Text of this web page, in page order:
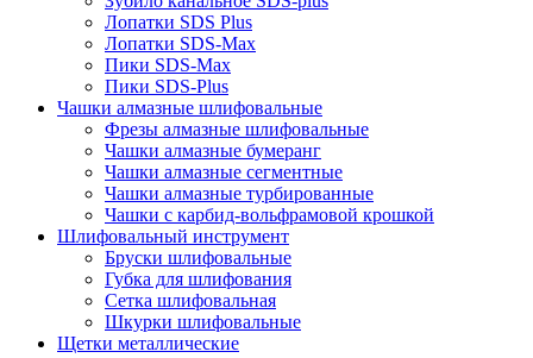
Лопатки SDS Plus
Лопатки SDS-Max
Пики SDS-Max
Пики SDS-Plus
Чашки алмазные шлифовальные
Фрезы алмазные шлифовальные
Чашки алмазные бумеранг
Чашки алмазные сегментные
Чашки алмазные турбированные
Чашки с карбид-вольфрамовой крошкой
Шлифовальный инструмент
Бруски шлифовальные
Губка для шлифования
Сетка шлифовальная
Шкурки шлифовальные
Щетки металлические